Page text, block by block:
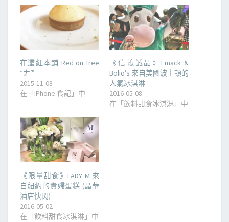
在灇紅本鋪 Red on Tree
“ㄤˊ”
2015-11-08
在「iPhone 食記」中
《信義誠品》Emack &
Bolio’s 來自美國波士頓的
人氣冰淇淋
2016-05-08
在「飲料甜食冰淇淋」中
《限量甜食》LADY M 來
自紐約的貴婦蛋糕 (晶華
酒店快閃)
2016-05-02
在「飲料甜食冰淇淋」中